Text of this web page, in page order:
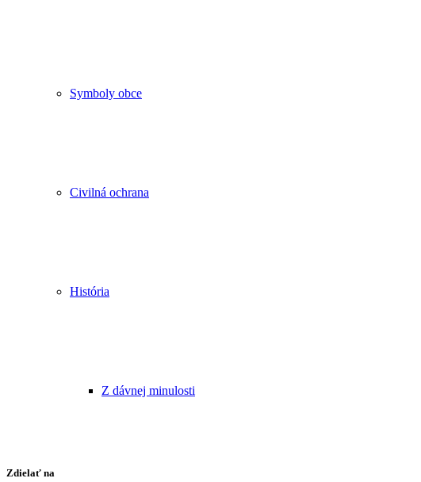
Symboly obce
Civilná ochrana
História
Z dávnej minulosti
Zdielať na